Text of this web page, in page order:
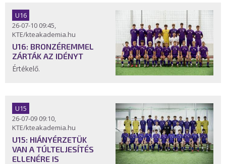
U16
26-07-10 09:45,
KTE/kteakademia.hu
U16: BRONZÉREMMEL
ZÁRTÁK AZ IDÉNYT
Értékelő.
U15
26-07-09 09:10,
KTE/kteakademia.hu
U15: HIÁNYÉRZETÜK
VAN A TÚLTELJESÍTÉS
ELLENÉRE IS